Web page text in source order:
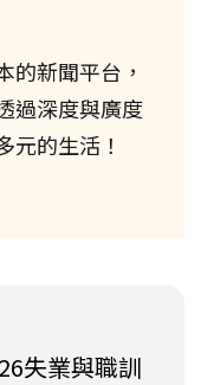
的新聞平台，
過深度與廣度
元的生活！
失業與職訓